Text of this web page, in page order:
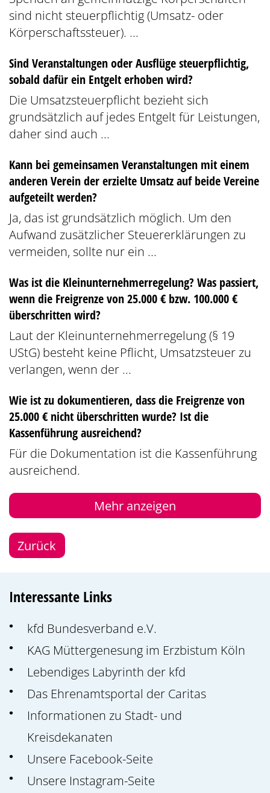
sind nicht steuerpflichtig (Umsatz- oder
Körperschaftssteuer). ...
Sind Veranstaltungen oder Ausflüge steuerpflichtig,
sobald dafür ein Entgelt erhoben wird?
Die Umsatzsteuerpflicht bezieht sich
grundsätzlich auf jedes Entgelt für Leistungen,
daher sind auch ...
Kann bei gemeinsamen Veranstaltungen mit einem
anderen Verein der erzielte Umsatz auf beide Vereine
aufgeteilt werden?
Ja, das ist grundsätzlich möglich. Um den
Aufwand zusätzlicher Steuererklärungen zu
vermeiden, sollte nur ein ...
Was ist die Kleinunternehmerregelung? Was passiert,
wenn die Freigrenze von 25.000 € bzw. 100.000 €
überschritten wird?
Laut der Kleinunternehmerregelung (§ 19
UStG) besteht keine Pflicht, Umsatzsteuer zu
verlangen, wenn der ...
Wie ist zu dokumentieren, dass die Freigrenze von
25.000 € nicht überschritten wurde? Ist die
Kassenführung ausreichend?
Für die Dokumentation ist die Kassenführung
ausreichend.
Mehr anzeigen
Zurück
Interessante Links
kfd Bundesverband e.V.
KAG Müttergenesung im Erzbistum Köln
Lebendiges Labyrinth der kfd
Das Ehrenamtsportal der Caritas
Informationen zu Stadt- und
Kreisdekanaten
Unsere Facebook-Seite
Unsere Instagram-Seite